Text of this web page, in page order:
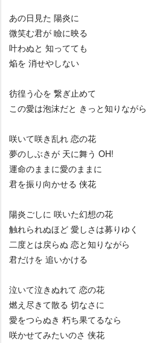
あの日見た 陽炎に
微笑む君が 瞼に映る
叶わぬと 知ってても
焔を 消せやしない
彷徨う心を 繋ぎ止めて
この愛は泡沫だと きっと知りながら
咲いて咲き乱れ 恋の花
夢のしぶきが 天に舞う OH!
運命のままに愛のままに
君を振り向かせる 侠花
陽炎ごしに 咲いた幻想の花
触れられぬほど 愛しさは募りゆく
二度とは戻らぬ 恋と知りながら
君だけを 追いかける
泣いて泣きぬれて 恋の花
燃え尽きて散る 切なさに
愛をつらぬき 朽ち果てるなら
咲かせてみたいのさ 侠花